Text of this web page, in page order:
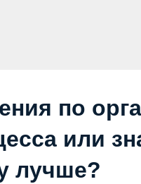
по
или
лучше?